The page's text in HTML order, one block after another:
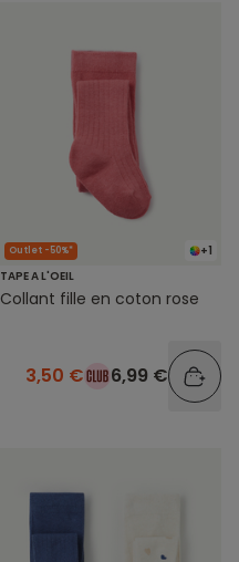
+1
Outlet -50%*
TAPE A L'OEIL
Collant fille en coton rose
3,50 € 6,99 €